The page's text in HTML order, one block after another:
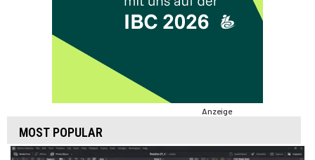
Anzeige
MOST POPULAR